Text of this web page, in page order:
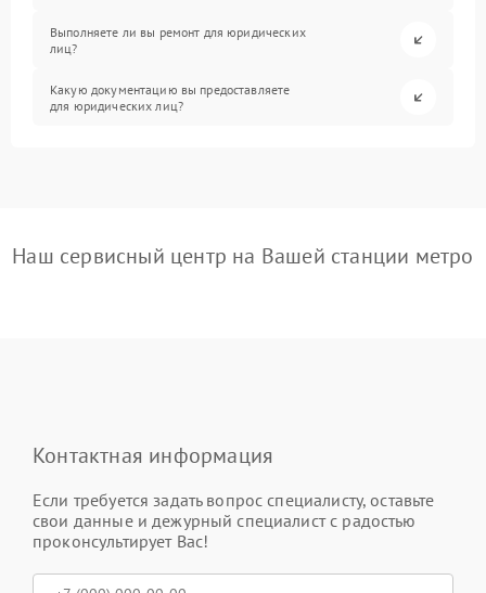
Выполняете ли вы ремонт для юридических
лиц?
Какую документацию вы предоставляете
для юридических лиц?
Наш сервисный центр на Вашей станции метро
Контактная информация
Если требуется задать вопрос специалисту, оставьте
свои данные и дежурный специалист с радостью
проконсультирует Вас!